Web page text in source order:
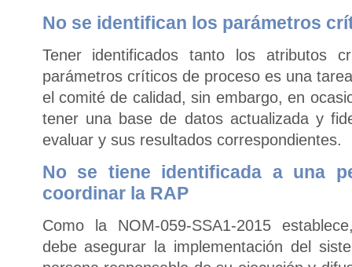
No se identifican los parámetros
Tener identificados tanto los atributos
parámetros críticos de proceso es una
el comité de calidad, sin embargo, en
tener una base de datos actualizada y
evaluar y sus resultados correspondientes.
No se tiene identificada a una
coordinar la RAP
Como la NOM-059-SSA1-2015
debe asegurar la implementación del